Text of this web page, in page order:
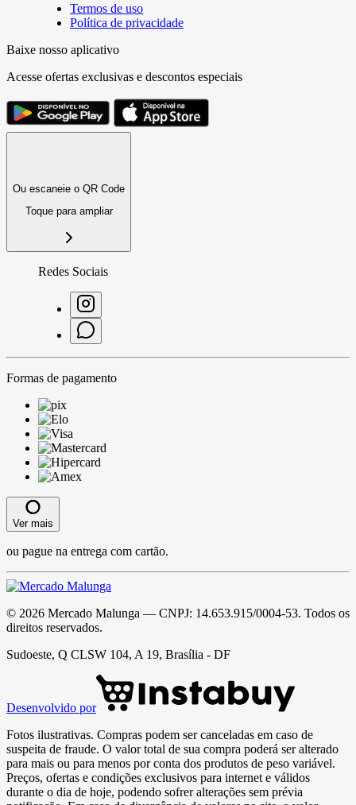
Termos de uso
Política de privacidade
Baixe nosso aplicativo
Acesse ofertas exclusivas e descontos especiais
Ou escaneie o QR Code
Toque para ampliar
Redes Sociais
Formas de pagamento
Ver mais
ou pague na entrega com cartão.
© 2026 Mercado Malunga — CNPJ: 14.653.915/0004-53. Todos os
direitos reservados.
Sudoeste, Q CLSW 104, A 19, Brasília - DF
Desenvolvido por
Fotos ilustrativas. Compras podem ser canceladas em caso de
suspeita de fraude. O valor total de sua compra poderá ser alterado
para mais ou para menos por conta dos produtos de peso variável.
Preços, ofertas e condições exclusivos para internet e válidos
durante o dia de hoje, podendo sofrer alterações sem prévia